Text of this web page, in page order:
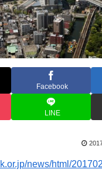
Facebook
LINE
news/html/